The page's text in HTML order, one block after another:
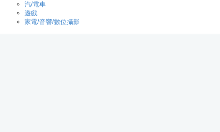
汽/電車
遊戲
家電/音響/數位攝影